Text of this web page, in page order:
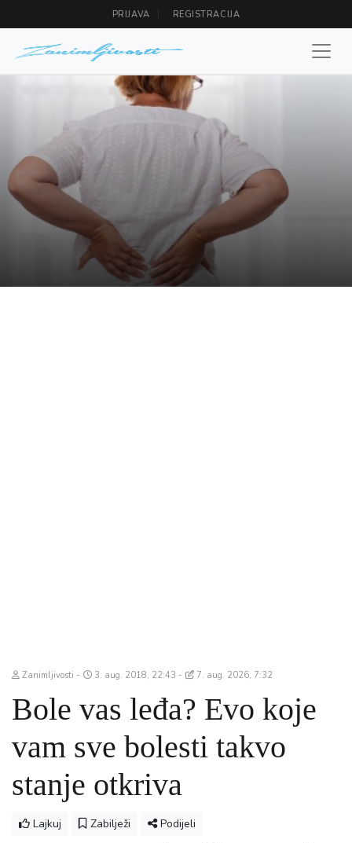
PRIJAVA REGISTRACIJA
Zanimljivosti 3. aug. 2018, 22:43 7. aug. 2026, 7:32
Bole vas leđa? Evo koje
vam sve bolesti takvo
stanje otkriva
Lajkuj Zabilježi Podijeli